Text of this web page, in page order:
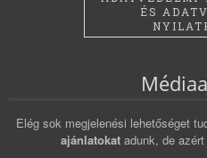
ÉS
Elég sok megjelenési lehetőséget
ajánlatokat adunk, de